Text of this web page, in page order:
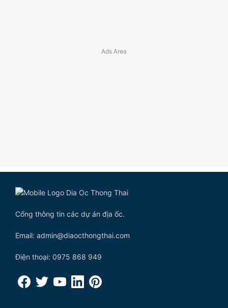
Cổng thông tin các dự án địa ốc.
Email: admin@diaocthongthai.com
Điện thoại: 0975 868 949